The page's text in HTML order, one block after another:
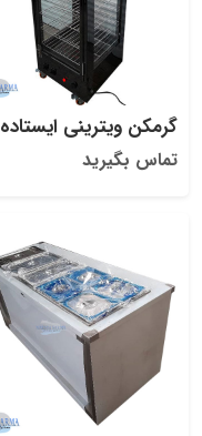
گرمکن ویترینی ایستاده
تماس بگیرید